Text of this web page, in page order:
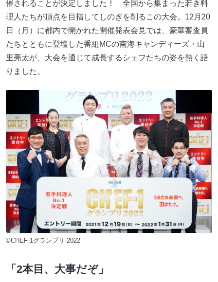
催されることが決定しました！ 全国から集まった若き料
理人たちが頂点を目指してしのぎを削るこの大会。12月20
日（月）に都内で開かれた開催発表会見では、豪華審査員
たちとともに登壇した番組MCの南海キャンディーズ・山
里亮太が、大会を通じて成長するシェフたちの姿を熱く語
りました。
©CHEF-1グランプリ 2022
「2本目、大事だぞ」